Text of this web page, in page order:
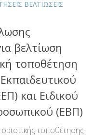
ΒΕΛΤΙΩΣΕΙΣ
βελτίωση
τοποθέτηση
και Ειδικού
(ΕΒΠ)
τοποθέτησης-